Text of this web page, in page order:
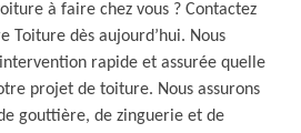
à faire chez vous ? Contactez
Toiture dès aujourd’hui. Nous
rapide et assurée quelle
projet de toiture. Nous assurons
gouttière, de zinguerie et de